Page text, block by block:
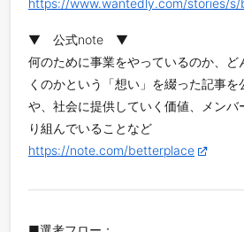
https://www.wantedly.com/stories/s/
▼ 公式note ▼
何のために事業をやっているのか、ど
くのかという「想い」を綴った記事
や、社会に提供していく価値、メンバ
り組んでいることなど
https://note.com/betterplace